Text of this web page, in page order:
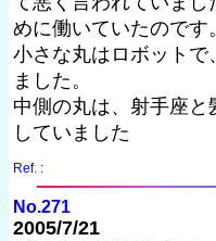
めに働いていたのです。
小さな丸はロボット
ました。
中側の丸は、射手座
していました
Ref. :
No.271
2005/7/21